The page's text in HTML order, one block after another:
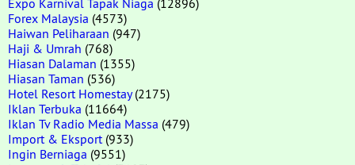
Forex Malaysia (4573)
Haiwan Peliharaan (947)
Haji & Umrah (768)
Hiasan Dalaman (1355)
Hiasan Taman (536)
Hotel Resort Homestay(2175)
Iklan Terbuka (11664)
Iklan Tv Radio Media Massa (479)
Import & Eksport (933)
Ingin Berniaga (9551)